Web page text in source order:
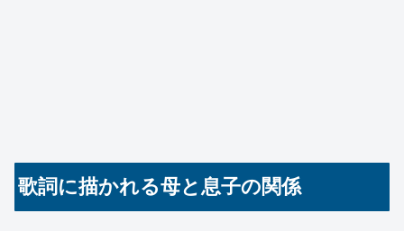
歌詞に描かれる母と息子の関係